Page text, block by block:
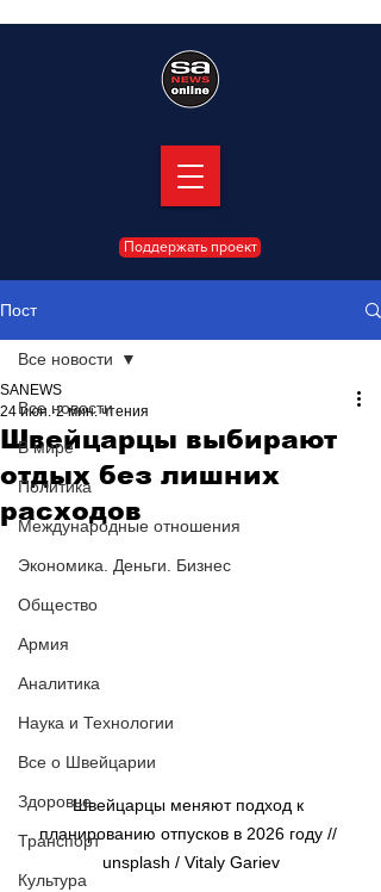
Поддержать проект
Пост
Все новости
В мире
Политика
Международные отношения
Экономика. Деньги. Бизнес
Общество
Армия
Аналитика
Наука и Технологии
Все о Швейцарии
Здоровье
Транспорт
Культура
Все новости
Швейцарцы выбирают
отдых без лишних
расходов
SANEWS
24 июн. 2 мин. чтения
Швейцарцы меняют подход к
планированию отпусков в 2026 году //
unsplash / Vitaly Gariev